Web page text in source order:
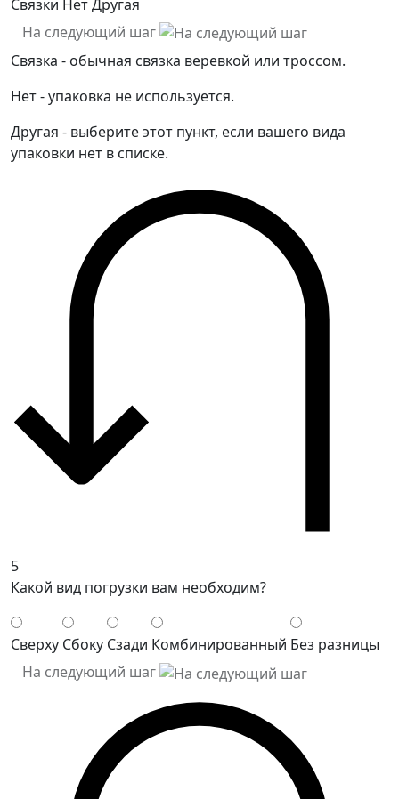
Связки НетДругая
На следующий шаг
Связка - обычная связка веревкой или троссом.
Нет - упаковка не используется.
Другая - выберите этот пункт, если вашего вида
упаковки нет в списке.
5
Какой вид погрузки вам необходим?
Сверху Сбоку Сзади Комбинированный Без разницы
На следующий шаг